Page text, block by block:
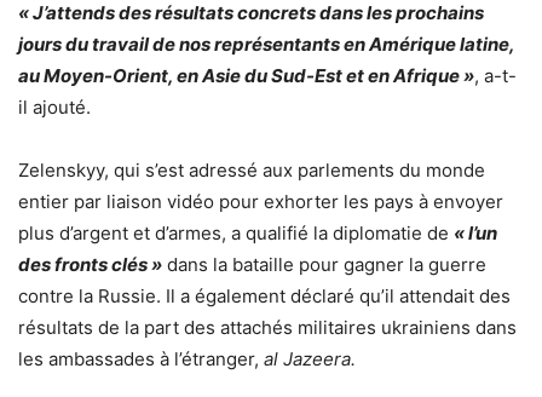
« J’attends des résultats concrets dans les prochains
jours du travail de nos représentants en Amérique latine,
au Moyen-Orient, en Asie du Sud-Est et en Afrique », a-t-
il ajouté.
Zelenskyy, qui s’est adressé aux parlements du monde
entier par liaison vidéo pour exhorter les pays à envoyer
plus d’argent et d’armes, a qualifié la diplomatie de « l’un
des fronts clés » dans la bataille pour gagner la guerre
contre la Russie. Il a également déclaré qu’il attendait des
résultats de la part des attachés militaires ukrainiens dans
les ambassades à l’étranger, al Jazeera.